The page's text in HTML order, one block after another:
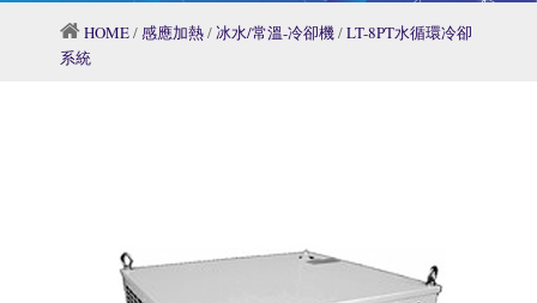
HOME/感應加熱/ 冰水/常溫-冷卻機/LT-8PT水循環冷卻
系統